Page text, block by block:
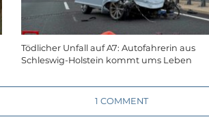
Tödlicher Unfall auf A7: Autofahrerin aus
Schleswig-Holstein kommt ums Leben
1 COMMENT